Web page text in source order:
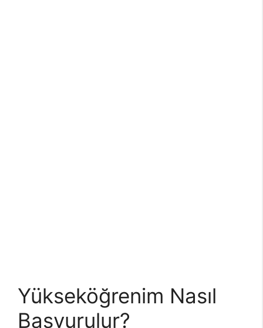
Yükseköğrenim Nasıl
Başvurulur?